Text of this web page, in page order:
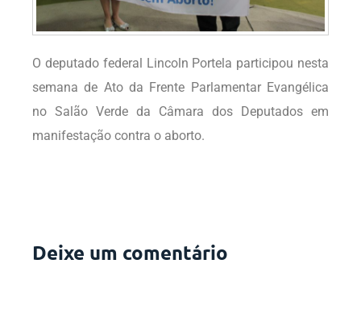
O deputado federal Lincoln Portela participou nesta
semana de Ato da Frente Parlamentar Evangélica
no Salão Verde da Câmara dos Deputados em
manifestação contra o aborto.
Deixe um comentário